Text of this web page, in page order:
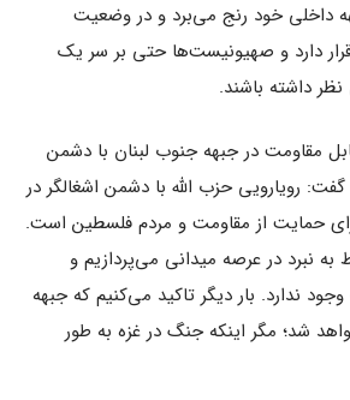
داخلی خود رنج می‌برد و در وضعیت
دارد و صهیونیست‌ها حتی بر سر یک
نظر داشته باشند.
مقاومت در جبهه جنوب لبنان با دشمن
رویارویی حزب الله با دشمن اشغالگر در
حمایت از مقاومت و مردم فلسطین است.
به نبرد در عرصه میدانی می‌پردازیم و
ندارد. بار دیگر تاکید می‌کنیم که جبهه
شد؛ مگر اینکه جنگ در غزه به طور